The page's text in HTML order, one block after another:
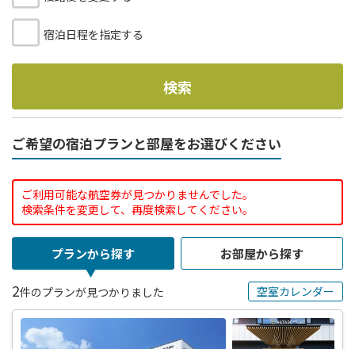
宿泊日程を指定する
検索
ご希望の宿泊プランと部屋をお選びください
ご利用可能な航空券が見つかりませんでした。
検索条件を変更して、再度検索してください。
プランから探す お部屋から探す
2件のプランが見つかりました 空室カレンダー